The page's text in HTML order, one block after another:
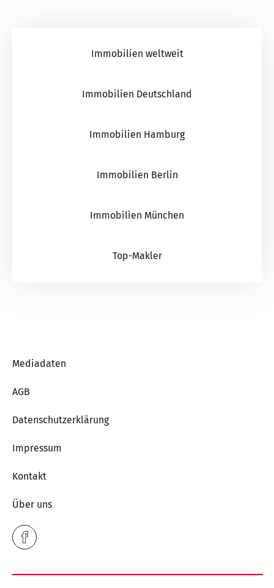
Immobilien weltweit
Immobilien Deutschland
Immobilien Hamburg
Immobilien Berlin
Immobilien München
Top-Makler
Mediadaten
AGB
Datenschutzerklärung
Impressum
Kontakt
Über uns